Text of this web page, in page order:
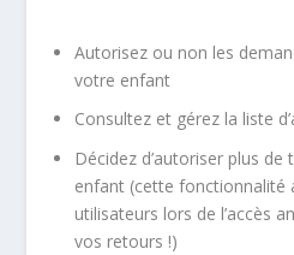
Autorisez ou non les
votre enfant
Consultez et gérez la liste
Décidez d’autoriser plus de
enfant (cette fonctionnalité
utilisateurs lors de l’accès
vos retours !)